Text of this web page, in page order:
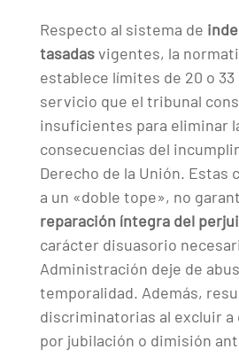
Respecto al sistema de
tasadasvigentes, la
establece límites de 20 o 33
servicio que el tribunal
insuficientes para eliminar
consecuencias del
Derecho de la Unión. Estas
a un «doble tope», no
reparación íntegra del
carácter disuasorio
Administración deje de
temporalidad. Además,
discriminatorias al excluir a
por jubilación o dimisión